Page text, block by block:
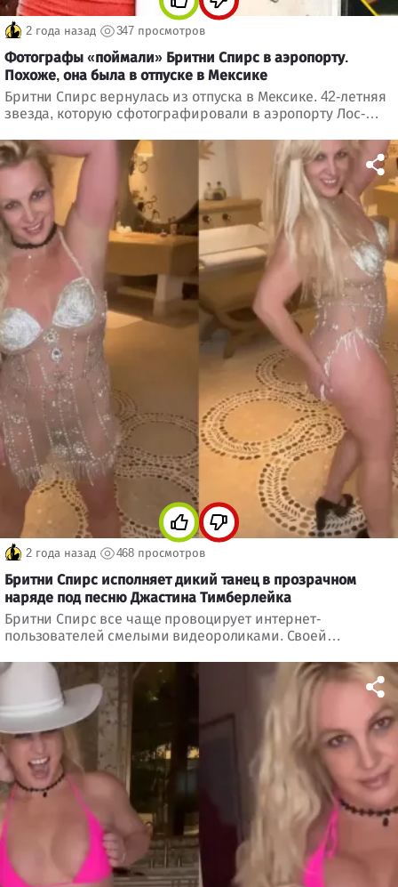
2 года назад 347 просмотров
Фотографы «поймали» Бритни Спирс в аэропорту.
Похоже, она была в отпуске в Мексике
Бритни Спирс вернулась из отпуска в Мексике. 42-летняя
звезда, которую сфотографировали в аэропорту Лос-
2 года назад 468 просмотров
Бритни Спирс исполняет дикий танец в прозрачном
наряде под песню Джастина Тимберлейка
Бритни Спирс все чаще провоцирует интернет-
пользователей смелыми видеороликами. Своей
обеспокоенных ее состоянием...